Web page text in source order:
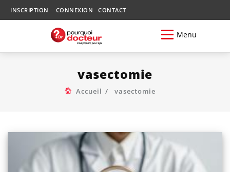
INSCRIPTION CONNEXION CONTACT
Menu
vasectomie
Accueil vasectomie